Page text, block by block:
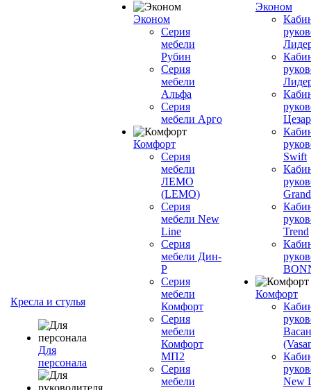
Кресла и стулья
Для
персонала
Эконом
Серия
мебели
Рубин
Серия
мебели
Альфа
Серия
мебели Арго
Комфорт
Серия
мебели
ЛЕМО
(LEMO)
Серия
мебели New
Line
Серия
мебели Дин-
Р
Серия
мебели
Комфорт
Серия
мебели
Комфорт
МП2
Серия
мебели
Эконом
Swift
Grand
Trend
Комфорт
New